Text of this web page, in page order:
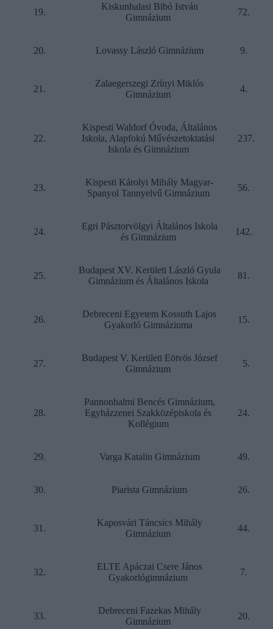
19.
Kiskunhalasi Bibó István
Gimnázium
72.
20. Lovassy László Gimnázium 9.
21.
Zalaegerszegi Zrínyi Miklós
Gimnázium
4.
22.
Kispesti Waldorf Óvoda, Általános
Iskola, Alapfokú Művészetoktatási
Iskola és Gimnázium
237.
23.
Kispesti Károlyi Mihály Magyar-
Spanyol Tannyelvű Gimnázium
56.
24.
Egri Pásztorvölgyi Általános Iskola
és Gimnázium
142.
25.
Budapest XV. Kerületi László Gyula
Gimnázium és Általános Iskola
81.
26.
Debreceni Egyetem Kossuth Lajos
Gyakorló Gimnáziuma
15.
27.
Budapest V. Kerületi Eötvös József
Gimnázium
5.
28.
Pannonhalmi Bencés Gimnázium,
Egyházzenei Szakközépiskola és
Kollégium
24.
29. Varga Katalin Gimnázium 49.
30. Piarista Gimnázium 26.
31.
Kaposvári Táncsics Mihály
Gimnázium
44.
32.
ELTE Apáczai Csere János
Gyakorlógimnázium
7.
33.
Debreceni Fazekas Mihály
Gimnázium
20.